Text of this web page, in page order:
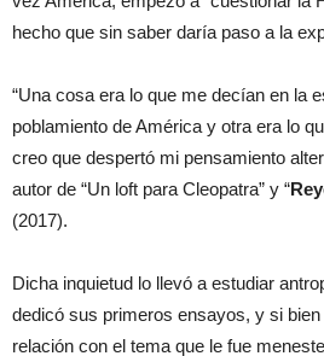
hecho que sin saber daría paso a la
“Una cosa era lo que me decían en la
poblamiento de América y otra era lo
creo que despertó mi pensamiento
autor de “Un loft para Cleopatra” y “
(2017).
Dicha inquietud lo llevó a estudiar
dedicó sus primeros ensayos, y si
relación con el tema que le fue